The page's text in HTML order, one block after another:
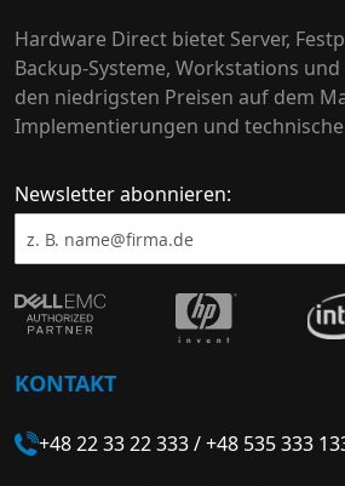
Hardware Direct bietet Server,
Backup-Systeme, Workstations
den niedrigsten Preisen auf dem
Implementierungen und
Newsletter abonnieren:
KONTAKT
+48 22 33 22 333/+48 535 333